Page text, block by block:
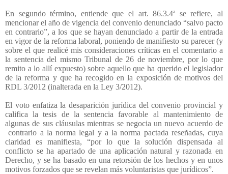
En segundo término, entiende que el art. 86.3.4ª se refiere, al
mencionar el año de vigencia del convenio denunciado “salvo pacto
en contrario”, a los que se hayan denunciado a partir de la entrada
en vigor de la reforma laboral, poniendo de manifiesto su parecer (y
sobre el que realicé mis consideraciones críticas en el comentario a
la sentencia del mismo Tribunal de 26 de noviembre, por lo que
remito a lo allí expuesto) sobre aquello que ha querido el legislador
de la reforma y que ha recogido en la exposición de motivos del
RDL 3/2012 (inalterada en la Ley 3/2012).
El voto enfatiza la desaparición jurídica del convenio provincial y
califica la tesis de la sentencia favorable al mantenimiento de
algunas de sus cláusulas mientras se negocia un nuevo acuerdo de
contrario a la norma legal y a la norma pactada reseñadas, cuya
claridad es manifiesta, “por lo que la solución dispensada al
conflicto se ha apartado de una aplicación natural y razonada en
Derecho, y se ha basado en una retorsión de los hechos y en unos
motivos forzados que se revelan más voluntaristas que jurídicos”.